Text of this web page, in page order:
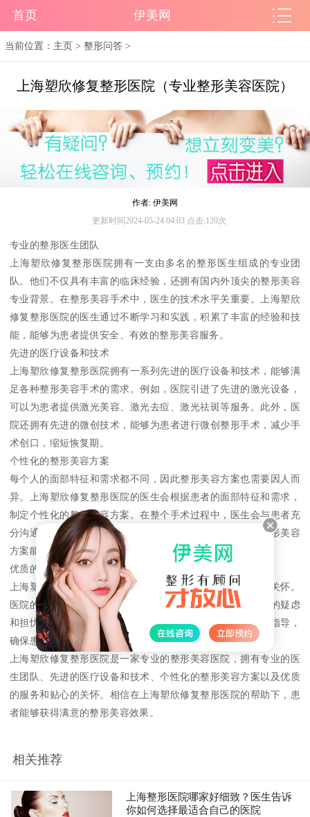
首页 伊美网
当前位置： 主页 >整形问答 >
上海塑欣修复整形医院（专业整形美容医院）
作者: 伊美网
更新时间2024-05-24 04:03 点击:120次
专业的整形医生团队
上海塑欣修复整形医院拥有一支由多名的整形医生组成的专业团
队。他们不仅具有丰富的临床经验，还拥有国内外顶尖的整形美容
专业背景。在整形美容手术中，医生的技术水平关重要。上海塑欣
修复整形医院的医生通过不断学习和实践，积累了丰富的经验和技
能，能够为患者提供安全、有效的整形美容服务。
先进的医疗设备和技术
上海塑欣修复整形医院拥有一系列先进的医疗设备和技术，能够满
足各种整形美容手术的需求。例如，医院引进了先进的激光设备，
可以为患者提供激光美容、激光去痘、激光祛斑等服务。此外，医
院还拥有先进的微创技术，能够为患者进行微创整形手术，减少手
术创口，缩短恢复期。
个性化的整形美容方案
每个人的面部特征和需求都不同，因此整形美容方案也需要因人而
异。上海塑欣修复整形医院的医生会根据患者的面部特征和需求，
制定个性化的整形美容方案。在整个手术过程中，医生会与患者充
分沟通，确保患者对手术的理解和满意度。这种个性化的整形美容
方案能够为患者带来更好的手术效果和满意度。
优质的服务和贴心的关怀
上海塑欣修复整形医院注重为患者提供优质的服务和贴心的关怀。
医院的工作人员会为患者提供专业的咨询和服务，解答患者的疑虑
和担忧。在手术后，医院还会为患者提供定期的复查和康复指导，
确保患者能够恢复健康。
上海塑欣修复整形医院是一家专业的整形美容医院，拥有专业的医
生团队、先进的医疗设备和技术、个性化的整形美容方案以及优质
的服务和贴心的关怀。相信在上海塑欣修复整形医院的帮助下，患
者能够获得满意的整形美容效果。
相关推荐
上海整形医院哪家好细致？医生告诉
你如何选择最适合自己的医院